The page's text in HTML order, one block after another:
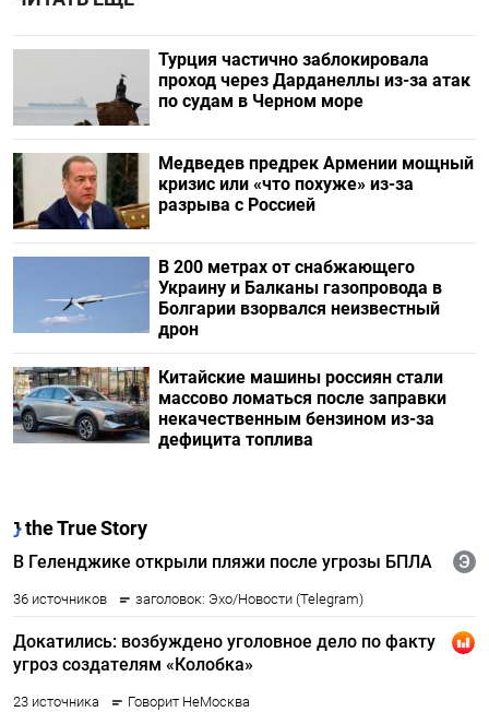
Турция частично заблокировала
проход через Дарданеллы из-за атак
по судам в Черном море
Медведев предрек Армении мощный
кризис или «что похуже» из-за
разрыва с Россией
В 200 метрах от снабжающего
Украину и Балканы газопровода в
Болгарии взорвался неизвестный
дрон
Китайские машины россиян стали
массово ломаться после заправки
некачественным бензином из-за
дефицита топлива